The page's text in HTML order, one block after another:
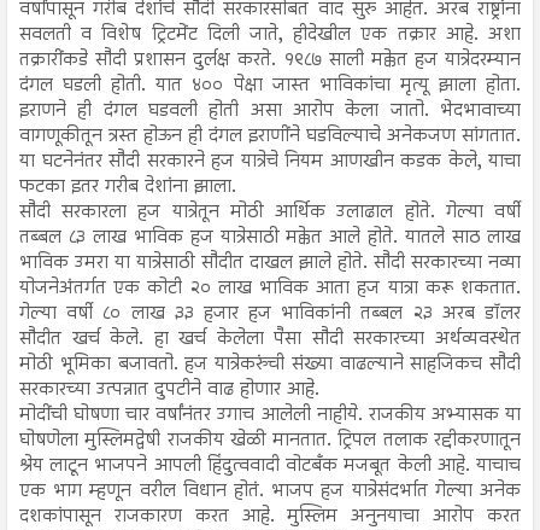
वर्षांपासून गरीब देशांचे सौदी सरकारसोबत वाद सुरु आहेत. अरब राष्ट्रांना
सवलती व विशेष ट्रिटमेंट दिली जाते, हीदेखील एक तक्रार आहे. अशा
तक्रारींकडे सौदी प्रशासन दुर्लक्ष करते. १९८७ साली मक्केत हज यात्रेदरम्यान
दंगल घडली होती. यात ४०० पेक्षा जास्त भाविकांचा मृत्यू झाला होता.
इराणने ही दंगल घडवली होती असा आरोप केला जातो. भेदभावाच्या
वागणूकीतून त्रस्त होऊन ही दंगल इराणींने घडविल्याचे अनेकजण सांगतात.
या घटनेनंतर सौदी सरकारने हज यात्रेचे नियम आणखीन कडक केले, याचा
फटका इतर गरीब देशांना झाला.
सौदी सरकारला हज यात्रेतून मोठी आर्थिक उलाढाल होते. गेल्या वर्षी
तब्बल ८३ लाख भाविक हज यात्रेसाठी मक्केत आले होते. यातले साठ लाख
भाविक उमरा या यात्रेसाठी सौदीत दाखल झाले होते. सौदी सरकारच्या नव्या
योजनेअंतर्गत एक कोटी २० लाख भाविक आता हज यात्रा करू शकतात.
गेल्या वर्षी ८० लाख ३३ हजार हज भाविकांनी तब्बल २३ अरब डॉलर
सौदीत खर्च केले. हा खर्च केलेला पैसा सौदी सरकारच्या अर्थव्यवस्थेत
मोठी भूमिका बजावतो. हज यात्रेकरुंची संख्या वाढल्याने साहजिकच सौदी
सरकारच्या उत्पन्नात दुपटीने वाढ होणार आहे.
मोदींची घोषणा चार वर्षांनंतर उगाच आलेली नाहीये. राजकीय अभ्यासक या
घोषणेला मुस्लिमद्वेषी राजकीय खेळी मानतात. ट्रिपल तलाक रद्दीकरणातून
श्रेय लाटून भाजपने आपली हिंदुत्ववादी वोटबँक मजबूत केली आहे. याचाच
एक भाग म्हणून वरील विधान होतं. भाजप हज यात्रेसंदर्भात गेल्या अनेक
दशकांपासून राजकारण करत आहे. मुस्लिम अनुनयाचा आरोप करत